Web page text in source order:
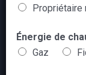
Propriétaire
Énergie de
Gaz